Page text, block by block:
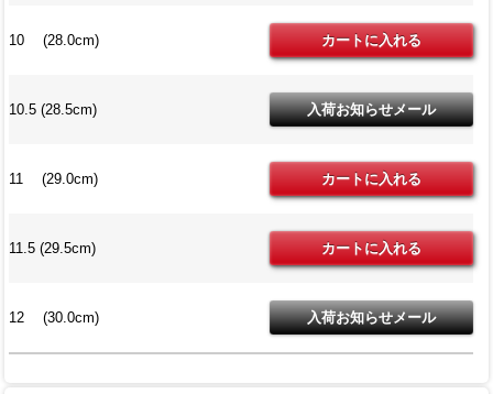
10 (28.0cm)
10.5 (28.5cm)
11 (29.0cm)
11.5 (29.5cm)
12 (30.0cm)